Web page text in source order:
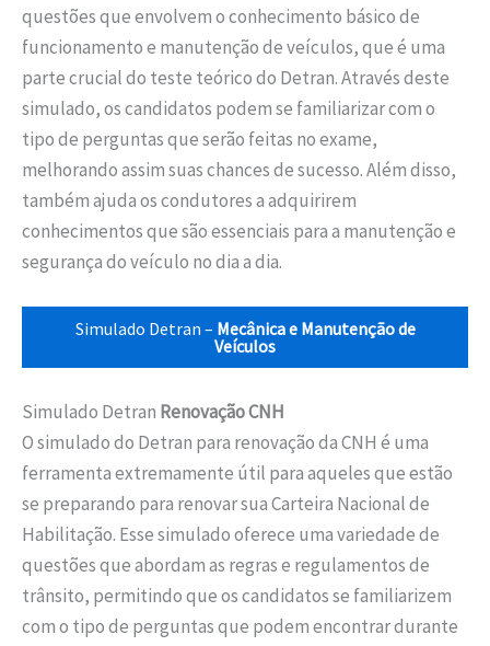
questões que envolvem o conhecimento básico de
funcionamento e manutenção de veículos, que é uma
parte crucial do teste teórico do Detran. Através deste
simulado, os candidatos podem se familiarizar com o
tipo de perguntas que serão feitas no exame,
melhorando assim suas chances de sucesso. Além disso,
também ajuda os condutores a adquirirem
conhecimentos que são essenciais para a manutenção e
segurança do veículo no dia a dia.
Simulado Detran – Mecânica e Manutenção de
Veículos
Simulado Detran Renovação CNH
O simulado do Detran para renovação da CNH é uma
ferramenta extremamente útil para aqueles que estão
se preparando para renovar sua Carteira Nacional de
Habilitação. Esse simulado oferece uma variedade de
questões que abordam as regras e regulamentos de
trânsito, permitindo que os candidatos se familiarizem
com o tipo de perguntas que podem encontrar durante